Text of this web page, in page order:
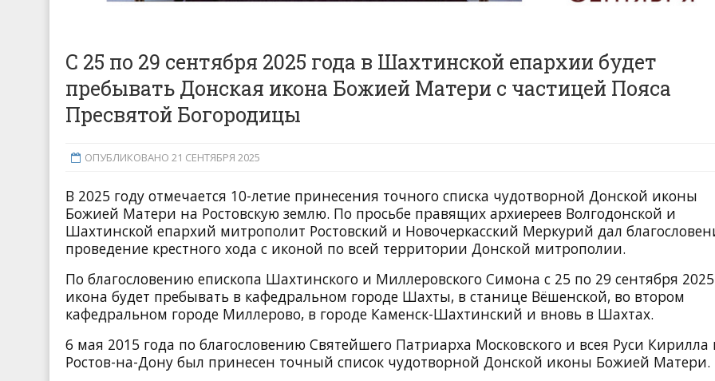
С 25 по 29 сентября 2025 года в Шахтинской епархии будет
пребывать Донская икона Божией Матери с частицей Пояса
Пресвятой Богородицы
ОПУБЛИКОВАНО 21 СЕНТЯБРЯ 2025
В 2025 году отмечается 10-летие принесения точного списка чудотворной Донской иконы
Божией Матери на Ростовскую землю. По просьбе правящих архиереев Волгодонской и
Шахтинской епархий митрополит Ростовский и Новочеркасский Меркурий дал
проведение крестного хода с иконой по всей территории Донской митрополии.
По благословению епископа Шахтинского и Миллеровского Симона с 25 по 29 сентября
икона будет пребывать в кафедральном городе Шахты, в станице Вёшенской, во втором
кафедральном городе Миллерово, в городе Каменск-Шахтинский и вновь в Шахтах.
6 мая 2015 года по благословению Святейшего Патриарха Московского и всея Руси Кирилла
Ростов-на-Дону был принесен точный список чудотворной Донской иконы Божией Матери.